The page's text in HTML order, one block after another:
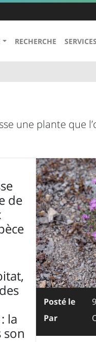
RECHERCHE
une plante que
de
la
son
Posté le
Par